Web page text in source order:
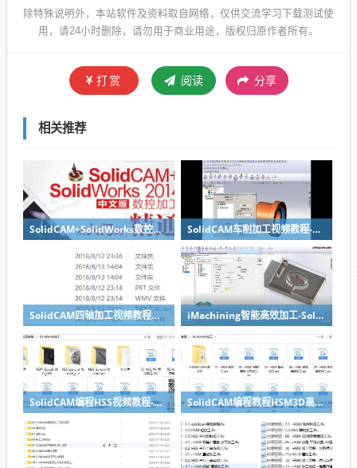
除特殊说明外，本站软件及资料取自网络，仅供交流学习下载测试使
用，请24小时删除，请勿用于商业用途，版权归原作者所有。
打赏 阅读 分享
相关推荐
SolidCAM+SolidWorks数控加工从入门到精通PDF书籍下载+光盘资料 SolidCAM车削加工视频教程-SolidWorks数控编程教程系列
SolidCAM四轴加工视频教程实例讲解-SolidWorks编程典型教程 iMachining智能高效加工-SolidWorks编程视频教程
SolidCAM编程HSS视频教程-SolidWorks编程视频教程系列 SolidCAM编程教程HSM3D高速铣削加工视频教程